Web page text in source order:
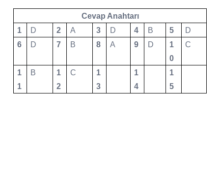
Cevap Anahtarı
1
D 2 A 3 D 4 B 5
D
6
D 7 B 8 A 9 D
1
0
C
1
1
B
1
2
C
1
3
1
4
1
5